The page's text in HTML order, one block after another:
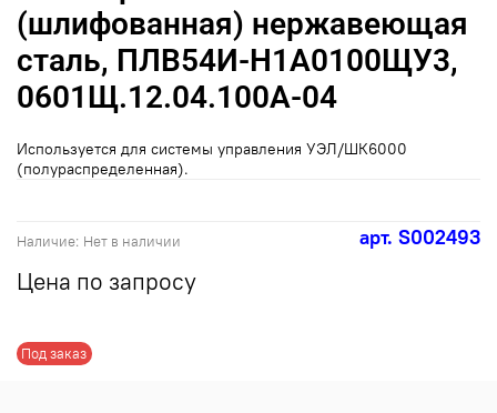
арт. S002493
Наличие: Нет в наличии
Под заказ
(шлифованная) нержавеющая
сталь, ПЛВ54И-Н1А0100ЩУ3,
0601Щ.12.04.100А-04
Цена по запросу
Используется для системы управления УЭЛ/ШК6000
(полураспределенная).